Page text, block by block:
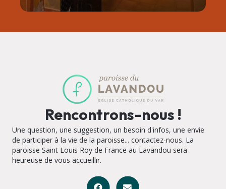
Rencontrons-nous !
Une question, une suggestion, un besoin d'infos, une envie
de participer à la vie de la paroisse... contactez-nous. La
paroisse Saint Louis Roy de France au Lavandou sera
heureuse de vous accueillir.